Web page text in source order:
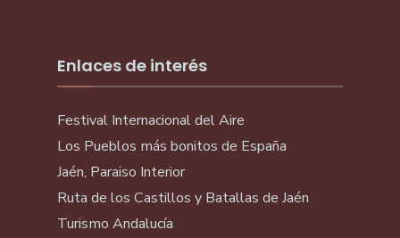
Enlaces de interés
Festival Internacional del Aire
Los Pueblos más bonitos de España
Jaén, Paraiso Interior
Ruta de los Castillos y Batallas de Jaén
Turismo Andalucía